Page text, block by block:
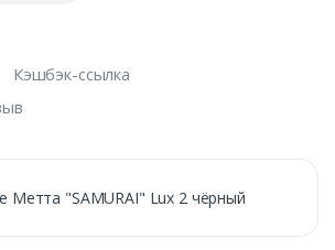
Кэшбэк-ссылка
Метта "SAMURAI" Lux 2 чёрный